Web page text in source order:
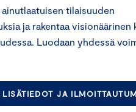
tilaisuuden
ja rakentaa visionäärinen
Luodaan yhdessä
JA